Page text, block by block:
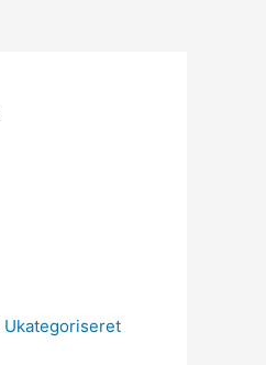
Ukategoriseret